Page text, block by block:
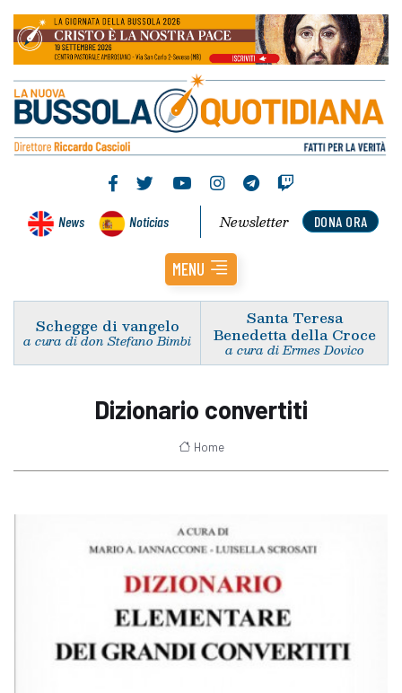
News Noticias DONA ORA
Newsletter
MENU
Schegge di vangelo
a cura di don Stefano Bimbi
Santa Teresa
Benedetta della Croce
a cura di Ermes Dovico
Dizionario convertiti
Home